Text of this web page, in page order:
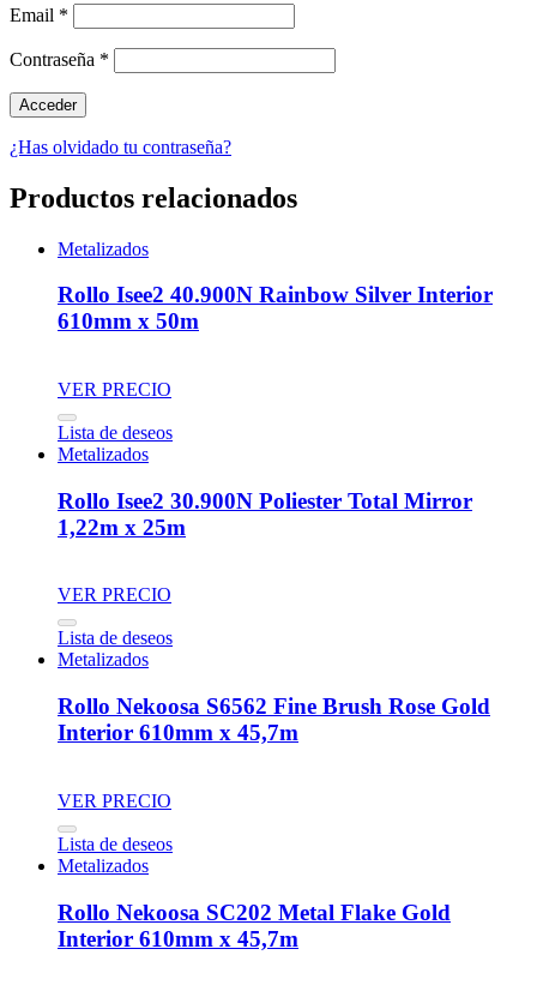
Email *
Contraseña *
¿Has olvidado tu contraseña?
Productos relacionados
Metalizados
Rollo Isee2 40.900N Rainbow Silver Interior
610mm x 50m
VER PRECIO
Lista de deseos
Metalizados
Rollo Isee2 30.900N Poliester Total Mirror
1,22m x 25m
VER PRECIO
Lista de deseos
Metalizados
Rollo Nekoosa S6562 Fine Brush Rose Gold
Interior 610mm x 45,7m
VER PRECIO
Lista de deseos
Metalizados
Rollo Nekoosa SC202 Metal Flake Gold
Interior 610mm x 45,7m